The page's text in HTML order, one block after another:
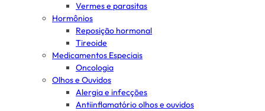
Vermes e parasitas
Hormônios
Reposição hormonal
Tireoide
Medicamentos Especiais
Oncologia
Olhos e Ouvidos
Alergia e infecções
Antiinflamatório olhos e ouvidos